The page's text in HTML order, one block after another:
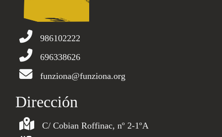
986102222
696338626
funziona@funziona.org
Dirección
C/ Cobian Roffinac, nº 2-1ºA